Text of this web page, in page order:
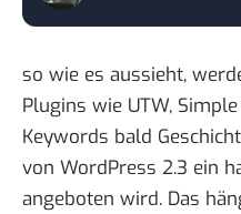
so wie es aussieht,
Plugins wie UTW,
Keywords bald
von WordPress 2.3 ein
angeboten wird. Das